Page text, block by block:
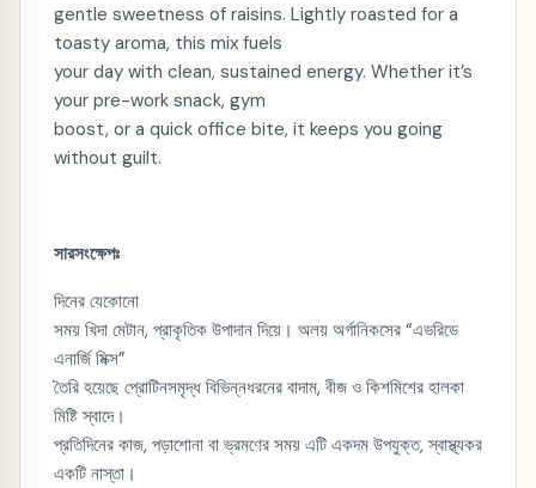
gentle sweetness of raisins. Lightly roasted for a
toasty aroma, this mix fuels
your day with clean, sustained energy. Whether it’s
your pre-work snack, gym
boost, or a quick office bite, it keeps you going
without guilt.
সারসংক্ষেপঃ
দিনের যেকোনো
সময় খিদা মেটান, প্রাকৃতিক উপাদান দিয়ে। অলয় অর্গানিকসের “এভরিডে
এনার্জি মিক্স”
তৈরি হয়েছে প্রোটিনসমৃদ্ধ বিভিন্নধরনের বাদাম, বীজ ও কিশমিশের হালকা
মিষ্টি স্বাদে।
প্রতিদিনের কাজ, পড়াশোনা বা ভ্রমণের সময় এটি একদম উপযুক্ত, স্বাস্থ্যকর
একটি নাস্তা।